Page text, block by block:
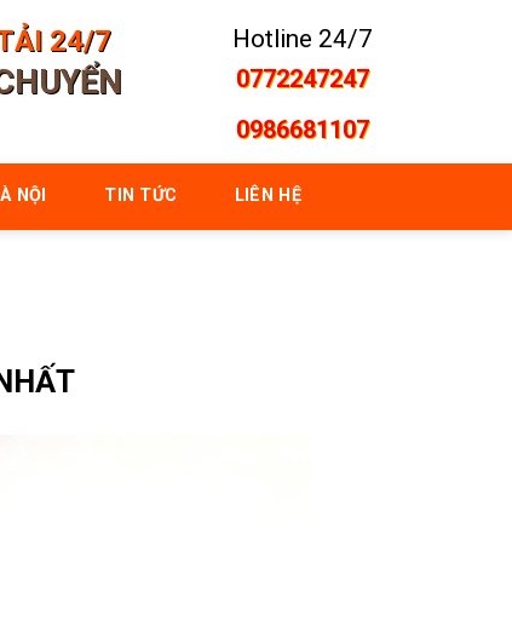
24/7
Hotline 24/7
0772247247
0986681107
NỘI TIN TỨC LIÊN HỆ